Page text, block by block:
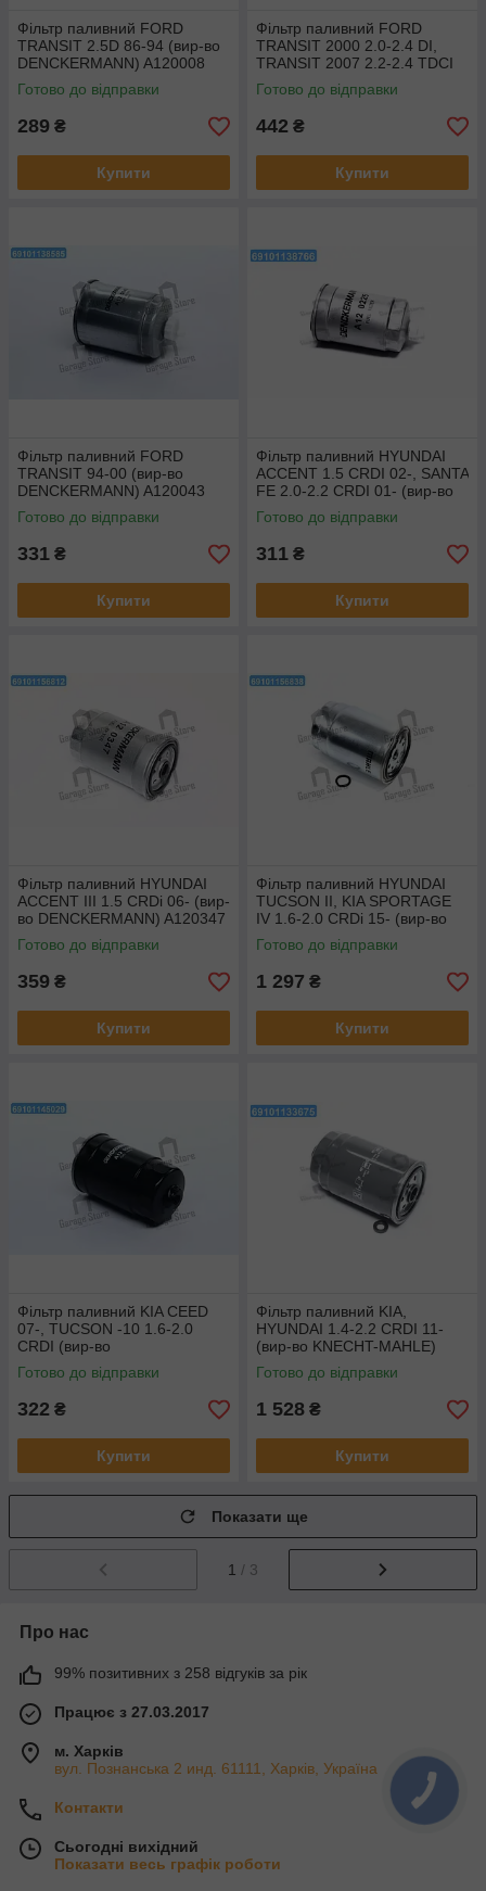
Фільтр паливний FORD
TRANSIT 2.5D 86-94 (вир-во
DENCKERMANN) A120008
Готово до відправки
289 ₴
Купити
Фільтр паливний FORD
TRANSIT 2000 2.0-2.4 DI,
TRANSIT 2007 2.2-2.4 TDCI
(вир-во DENCKERMANN)
A120065
Готово до відправки
442 ₴
Купити
Фільтр паливний FORD
TRANSIT 94-00 (вир-во
DENCKERMANN) A120043
Готово до відправки
331 ₴
Купити
Фільтр паливний HYUNDAI
ACCENT 1.5 CRDI 02-, SANTA
FE 2.0-2.2 CRDI 01- (вир-во
DENCKERMANN) A120225
Готово до відправки
311 ₴
Купити
Фільтр паливний HYUNDAI
ACCENT III 1.5 CRDi 06- (вир-
во DENCKERMANN) A120347
Готово до відправки
359 ₴
Купити
Фільтр паливний HYUNDAI
TUCSON II, KIA SPORTAGE
IV 1.6-2.0 CRDi 15- (вир-во
KNECHT-MAHLE) KC605D
Готово до відправки
1 297 ₴
Купити
Фільтр паливний KIA CEED
07-, TUCSON -10 1.6-2.0
CRDI (вир-во
DENCKERMANN) A120009
Готово до відправки
322 ₴
Купити
Фільтр паливний KIA,
HYUNDAI 1.4-2.2 CRDI 11-
(вир-во KNECHT-MAHLE)
KC503D
Готово до відправки
1 528 ₴
Купити
Показати ще
1 / 3
Про нас
99% позитивних з 258 відгуків за рік
Працює з 27.03.2017
м. Харків
вул. Познанська 2 инд. 61111, Харків, Україна
Контакти
Сьогодні вихідний
Показати весь графік роботи